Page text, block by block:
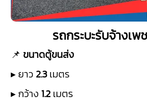
รถกระบะรับจ้างเพ
📌 ขนาดตู้ขนส่ง
▸ ยาว 2.3 เมตร
▸ กว้าง 1.2 เมตร